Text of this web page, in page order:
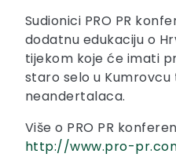
Sudionici PRO PR
dodatnu edukaciju o
tijekom koje će imati
staro selo u Kumrovcu
neandertalaca.
Više o PRO PR
http://www.pro-